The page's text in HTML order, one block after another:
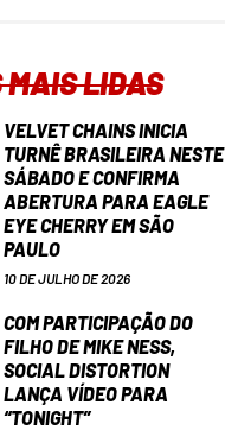
LIDAS
VELVET CHAINS INICIA
TURNÊ BRASILEIRA NESTE
SÁBADO E CONFIRMA
ABERTURA PARA EAGLE
EYE CHERRY EM SÃO
PAULO
10 DE JULHO DE 2026
COM PARTICIPAÇÃO DO
FILHO DE MIKE NESS,
SOCIAL DISTORTION
LANÇA VÍDEO PARA
“TONIGHT”